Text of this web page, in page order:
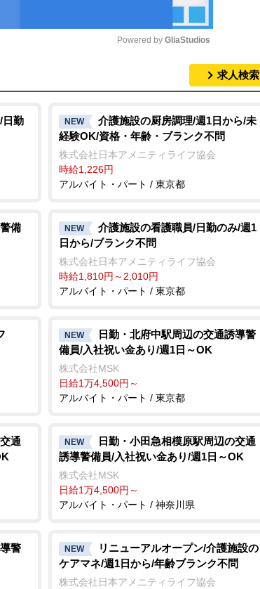
t
e
Powered by GliaStudios
求人検索
日勤 NEW
介護施設の厨房調理/週1日から/未
経験OK/資格・年齢・ブランク不問
株式会社日本アメニティライフ協会
時給1,226円
アルバイト・パート / 東京都
備 NEW
介護施設の看護職員/日勤のみ/週1
日から/ブランク不問
株式会社日本アメニティライフ協会
時給1,810円～2,010円
アルバイト・パート / 東京都
NEW
日勤・北府中駅周辺の交通誘導警
備員/入社祝い金あり/週1日～OK
株式会社MSK
日給1万4,500円～
アルバイト・パート / 東京都
通
NEW
日勤・小田急相模原駅周辺の交通
誘導警備員/入社祝い金あり/週1日～OK
株式会社MSK
日給1万4,500円～
アルバイト・パート / 神奈川県
警 NEW
リニューアルオープン/介護施設の
ケアマネ/週1日から/年齢ブランク不問
株式会社日本アメニティライフ協会